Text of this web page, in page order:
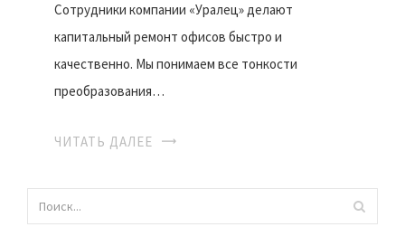
Сотрудники компании «Уралец» делают
капитальный ремонт офисов быстро и
качественно. Мы понимаем все тонкости
преобразования…
ЧИТАТЬ ДАЛЕЕ